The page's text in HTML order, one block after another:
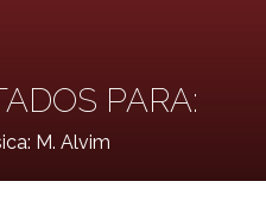
PARA:
M. Alvim